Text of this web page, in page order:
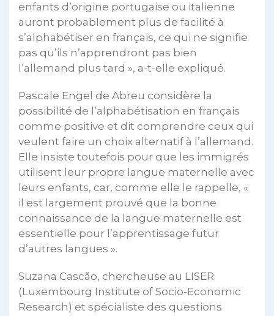
enfants d’origine portugaise ou italienne
auront probablement plus de facilité à
s’alphabétiser en français, ce qui ne signifie
pas qu’ils n’apprendront pas bien
l’allemand plus tard », a-t-elle expliqué.
Pascale Engel de Abreu considère la
possibilité de l’alphabétisation en français
comme positive et dit comprendre ceux qui
veulent faire un choix alternatif à l’allemand.
Elle insiste toutefois pour que les immigrés
utilisent leur propre langue maternelle avec
leurs enfants, car, comme elle le rappelle, «
il est largement prouvé que la bonne
connaissance de la langue maternelle est
essentielle pour l’apprentissage futur
d’autres langues ».
Suzana Cascão, chercheuse au LISER
(Luxembourg Institute of Socio-Economic
Research) et spécialiste des questions